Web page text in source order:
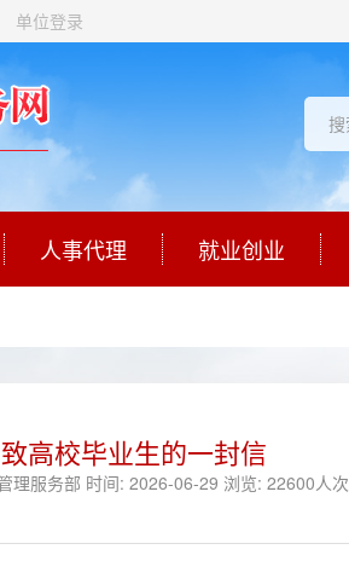
单位登录
人事代理 就业创业
致高校毕业生的一封信
理服务部 时间: 2026-06-29 浏览: 22600人次